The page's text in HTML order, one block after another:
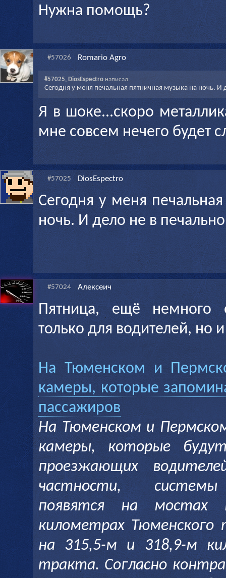
Нужна помощь?
#57026 Romario Agro
#57025, DiosEspectroнаписал:
Сегодня у меня печальная пятничная музыка на ночь. И
Я в шоке...скоро
мне совсем нечего будет
#57025 DiosEspectro
Сегодня у меня
ночь. И дело не в
#57024 Алексеич
Пятница, ещё немного
только для водителей, но
На Тюменском и
камеры, которые
пассажиров
На Тюменском и
камеры, которые
проезжающих
частности, системы
появятся на
километрах
на 315,5-м и 318,9-м
тракта. Согласно